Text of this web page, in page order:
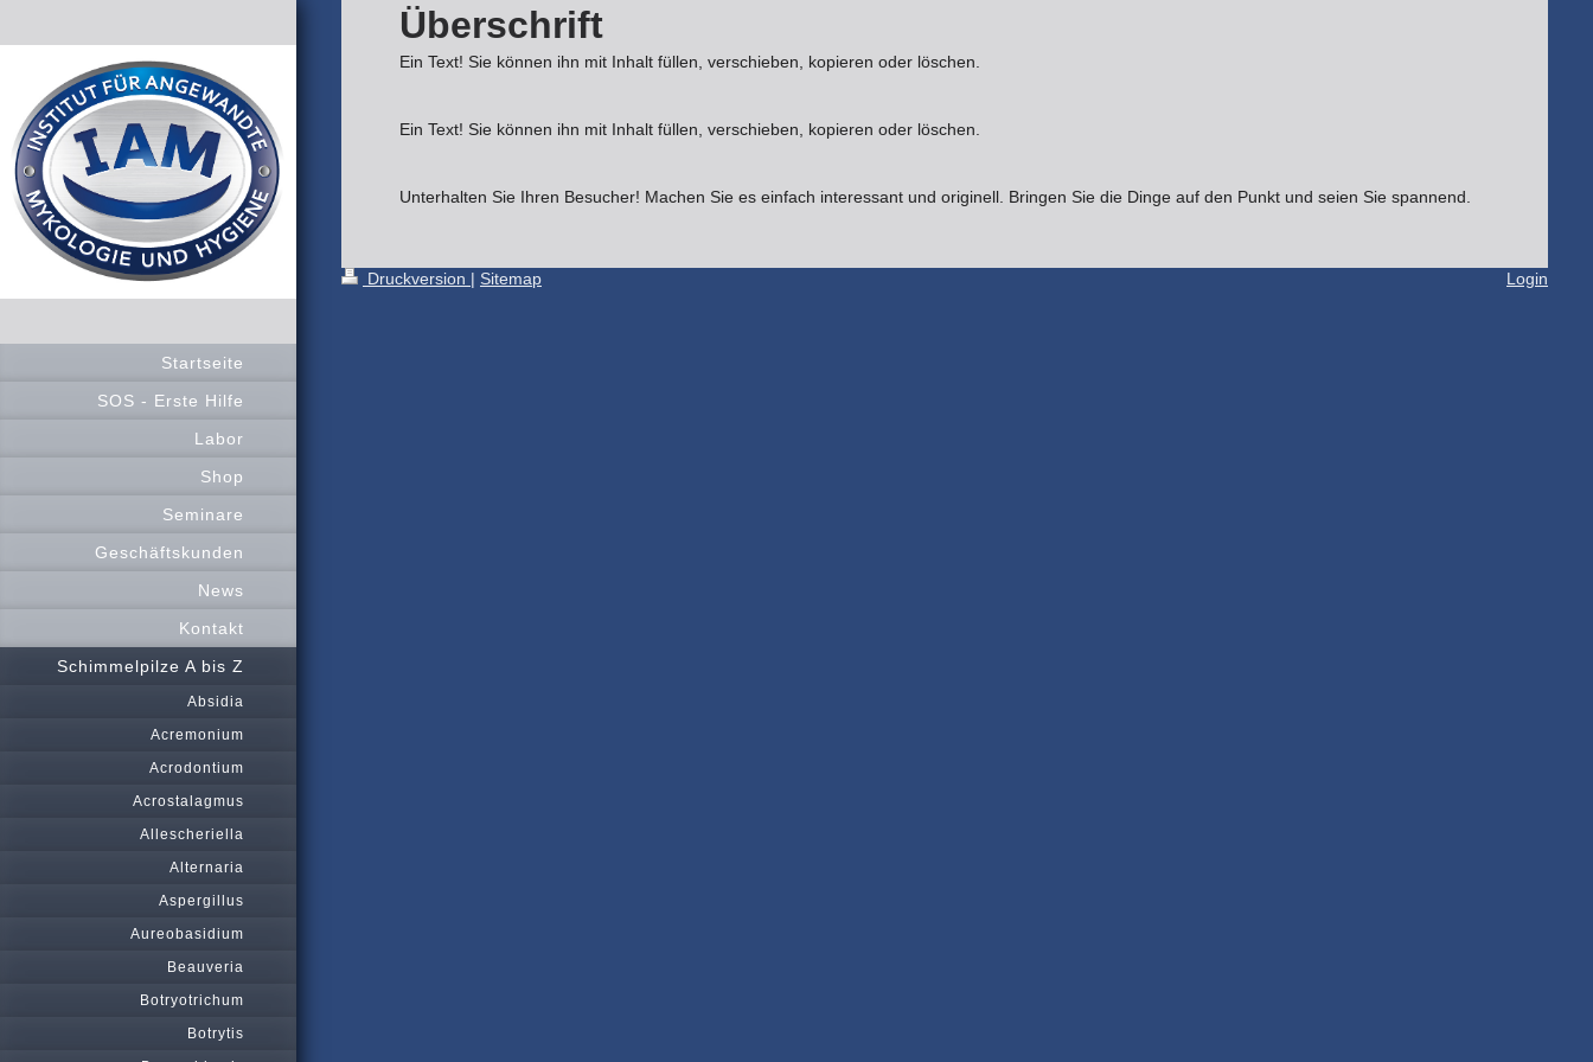
Startseite
SOS - Erste Hilfe
Labor
Shop
Seminare
Geschäftskunden
News
Kontakt
Schimmelpilze A bis Z
Absidia
Acremonium
Acrodontium
Acrostalagmus
Allescheriella
Alternaria
Aspergillus
Aureobasidium
Beauveria
Botryotrichum
Botrytis
Überschrift
Ein Text! Sie können ihn mit Inhalt füllen, verschieben, kopieren oder löschen.
Ein Text! Sie können ihn mit Inhalt füllen, verschieben, kopieren oder löschen.
Unterhalten Sie Ihren Besucher! Machen Sie es einfach interessant und originell. Bringen Sie die Dinge auf den Punkt und seien Sie spannend.
Druckversion | Sitemap Login